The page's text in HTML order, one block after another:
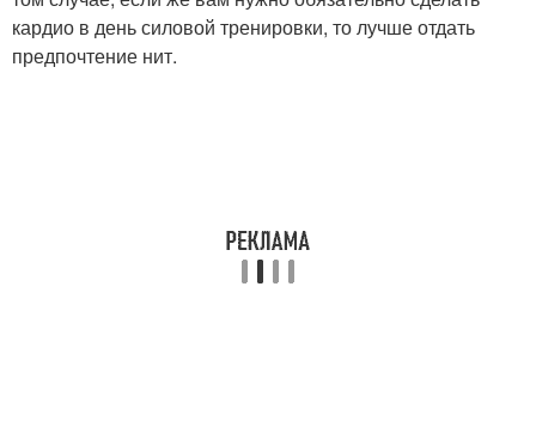
кардио в день силовой тренировки, то лучше отдать
предпочтение нит.